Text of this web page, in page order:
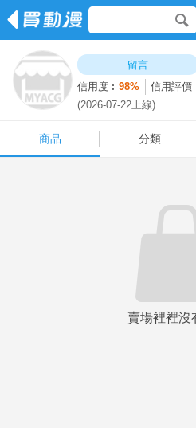
留言
信用度︰98% 信用評價
(2026-07-22上線)
商品 分類
賣場裡裡沒
商品 分類